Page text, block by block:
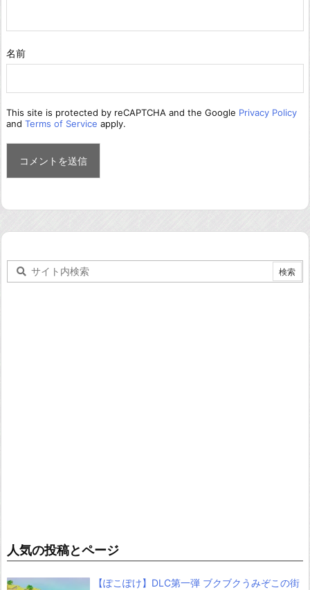
名前
This site is protected by reCAPTCHA and the Google Privacy Policy
and Terms of Service apply.
人気の投稿とページ
【ぽこぽけ】DLC第一弾 ブクブクうみぞこの街